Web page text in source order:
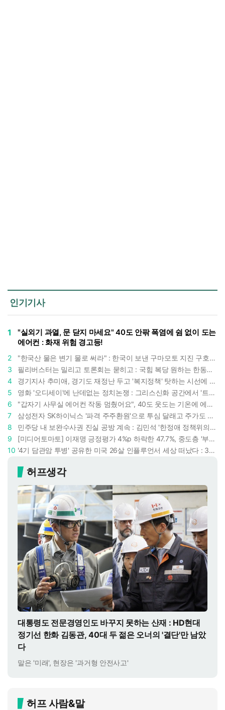
인기기사
1
"실외기 과열, 문 닫지 마세요" 40도 안팎 폭염에 쉼 없이 도는
에어컨 : 화재 위험 경고등!
2
"한국산 물은 변기 물로 써라" : 한국이 보낸 구마모토 지진 구호품에 한 일본인의 '어처구니 없는' 반응
3
필리버스터는 밀리고 토론회는 묻히고 : 국힘 복당 원하는 한동훈, '검사 정치'의 한계만 드러내나
4
경기지사 추미애, 경기도 재정난 두고 '복지정책' 탓하는 시선에 정면 반박 : "고령자와 아이 인구 급증"
5
영화 '오디세이'에 난데없는 정치논쟁 : 그리스신화 공간에서 '트럼프 전쟁의 참혹함'이 보인다
6
"갑자기 사무실 에어컨 작동 멈췄어요", 40도 웃도는 기온에 에어컨도 숨이 찬다
7
삼성전자 SK하이닉스 '파격 주주환원'으로 투심 달래고 주가도 받칠까, 100조 넘는 추가 배당 재원에 쏠리는 눈
8
민주당 내 보완수사권 진실 공방 계속 : 김민석 '한정애 정책위의장' 발언 근거로 내세우자 사무총장 지낸 조승래 반박
9
[미디어토마토] 이재명 긍정평가 4%p 하락한 47.7%, 중도층 '부정 49.7% vs 긍정 42.9%'
10
'4기 담관암 투병' 공유한 미국 26살 인플루언서 세상 떠났다 : 3년간 보여준 희망과 용기
허프생각
대통령도 전문경영인도 바꾸지 못하는 산재 : HD현대
정기선 한화 김동관, 40대 두 젊은 오너의 '결단'만 남았
다
말은 '미래', 현장은 '과거형 안전사고'
허프 사람&말